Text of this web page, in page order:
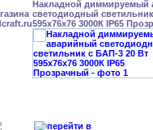
Накладной диммируемый
светодиодный
595x76x76 3000К IP65